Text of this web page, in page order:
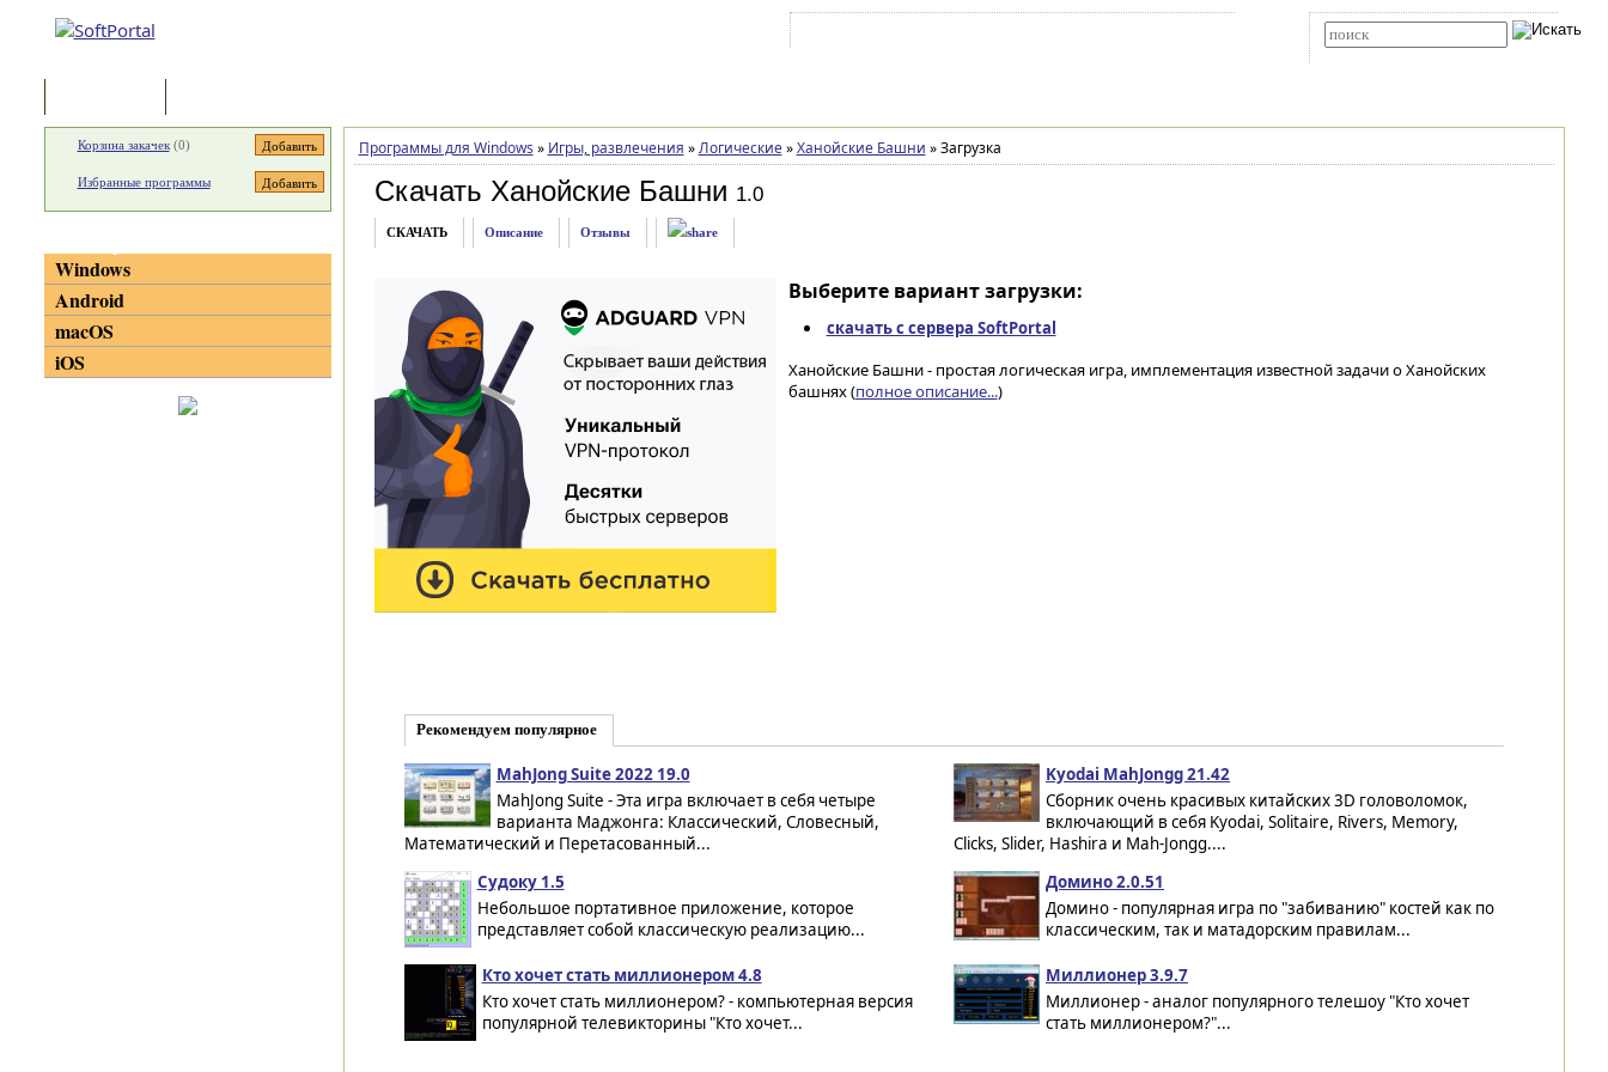
Программы для Windows » Игры, развлечения » Логические » Ханойские Башни »Загрузка
Скачать Ханойские Башни 1.0
СКАЧАТЬ Описание Отзывы
Выберите вариант загрузки:
скачать с сервера SoftPortal
Ханойские Башни - простая логическая игра, имплементация известной задачи о Ханойских
башнях (полное описание...)
Рекомендуем популярное
MahJong Suite 2022 19.0
MahJong Suite - Эта игра включает в себя четыре
варианта Маджонга: Классический, Словесный,
Математический и Перетасованный...
Kyodai MahJongg 21.42
Сборник очень красивых китайских 3D головоломок,
включающий в себя Kyodai, Solitaire, Rivers, Memory,
Clicks, Slider, Hashira и Mah-Jongg....
Судоку 1.5
Небольшое портативное приложение, которое
представляет собой классическую реализацию...
Домино 2.0.51
Домино - популярная игра по "забиванию" костей как по
классическим, так и матадорским правилам...
Кто хочет стать миллионером 4.8
Кто хочет стать миллионером? - компьютерная версия
популярной телевикторины "Кто хочет...
Миллионер 3.9.7
Миллионер - аналог популярного телешоу "Кто хочет
стать миллионером?"...
Корзина закачек(0)
Избранные программы
Windows
Android
macOS
iOS